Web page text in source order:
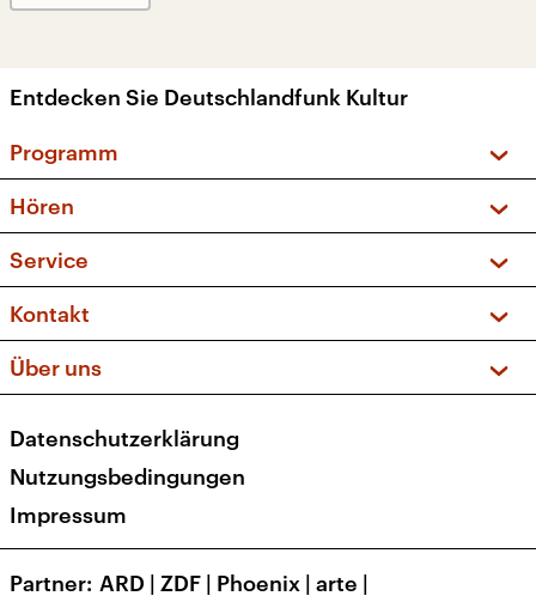
Entdecken Sie Deutschlandfunk Kultur
Programm
Sendungen und Podcasts
Musikliste
Kakadu – Das Kinderprogramm
Hören
Frequenzen (UKW + DAB+)
Service
FAQ
Apps
Newsletter
Veranstaltungen
Kontakt
Social Media
Über uns
Presse
Karriere
Transparenz
Datenschutzerklärung
Nutzungsbedingungen
Impressum
Partner ARD | ZDF | Phoenix | arte |